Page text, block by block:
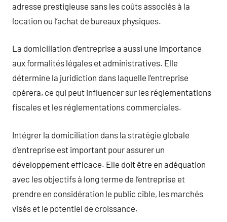
adresse prestigieuse sans les coûts associés à la
location ou l’achat de bureaux physiques.
La domiciliation d’entreprise a aussi une importance
aux formalités légales et administratives. Elle
détermine la juridiction dans laquelle l’entreprise
opérera, ce qui peut influencer sur les réglementations
fiscales et les réglementations commerciales.
Intégrer la domiciliation dans la stratégie globale
d’entreprise est important pour assurer un
développement efficace. Elle doit être en adéquation
avec les objectifs à long terme de l’entreprise et
prendre en considération le public cible, les marchés
visés et le potentiel de croissance.